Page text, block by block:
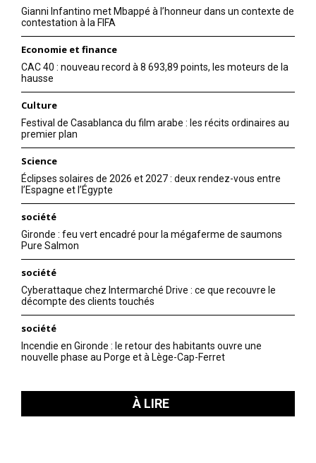
Gianni Infantino met Mbappé à l’honneur dans un contexte de
contestation à la FIFA
Economie et finance
CAC 40 : nouveau record à 8 693,89 points, les moteurs de la
hausse
Culture
Festival de Casablanca du film arabe : les récits ordinaires au
premier plan
Science
Éclipses solaires de 2026 et 2027 : deux rendez-vous entre
l’Espagne et l’Égypte
société
Gironde : feu vert encadré pour la mégaferme de saumons
Pure Salmon
société
Cyberattaque chez Intermarché Drive : ce que recouvre le
décompte des clients touchés
société
Incendie en Gironde : le retour des habitants ouvre une
nouvelle phase au Porge et à Lège-Cap-Ferret
À LIRE